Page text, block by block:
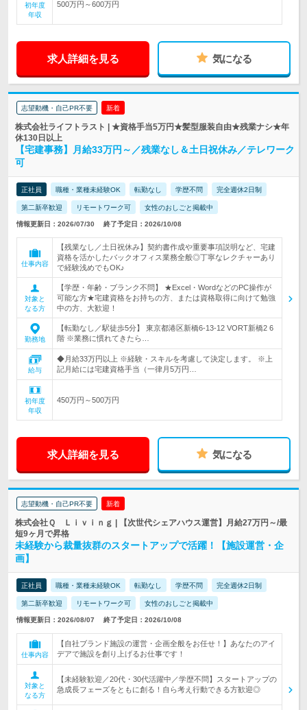
初年度
年収
500万円～600万円
求人詳細を見る 気になる
志望動機・自己PR不要 新着
株式会社ライフトラスト | ★資格手当5万円★髪型服装自由★残業ナシ★年
休130日以上
【宅建事務】月給33万円～／残業なし＆土日祝休み／テレワーク
可
正社員 職種・業種未経験OK 転勤なし 学歴不問 完全週休2日制
第二新卒歓迎 リモートワーク可 女性のおしごと掲載中
情報更新日：2026/07/30 終了予定日：2026/10/08
仕事内容
【残業なし／土日祝休み】契約書作成や重要事項説明など、宅建
資格を活かしたバックオフィス業務全般◎丁寧なレクチャーあり
で経験浅めでもOK♪
対象と
なる方
【学歴・年齢・ブランク不問】 ★Excel・WordなどのPC操作が
可能な方★宅建資格をお持ちの方、または資格取得に向けて勉強
中の方、大歓迎！
勤務地
【転勤なし／駅徒歩5分】 東京都港区新橋6‐13‐12 VORT新橋2 6
階 ※業務に慣れてきたら…
給与
◆月給33万円以上 ※経験・スキルを考慮して決定します。 ※上
記月給には宅建資格手当（一律月5万円…
初年度
年収
450万円～500万円
求人詳細を見る 気になる
志望動機・自己PR不要 新着
株式会社Ｑ Ｌｉｖｉｎｇ | 【次世代シェアハウス運営】月給27万円～/最
短9ヶ月で昇格
未経験から裁量抜群のスタートアップで活躍！【施設運営・企
画】
正社員 職種・業種未経験OK 転勤なし 学歴不問 完全週休2日制
第二新卒歓迎 リモートワーク可 女性のおしごと掲載中
情報更新日：2026/08/07 終了予定日：2026/10/08
仕事内容
【自社ブランド施設の運営・企画全般をお任せ！】あなたのアイ
デアで施設を創り上げるお仕事です！
対象と
なる方
【未経験歓迎／20代・30代活躍中／学歴不問】スタートアップの
急成長フェーズをともに創る！自ら考え行動できる方歓迎◎